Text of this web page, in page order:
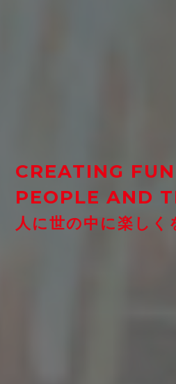
CREATING
PEOPLE AND
人に世の中に楽しく